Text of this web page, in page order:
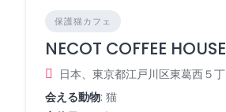
保護猫カフェ
NECOT COFFEE HOUSE
会える動物: 猫